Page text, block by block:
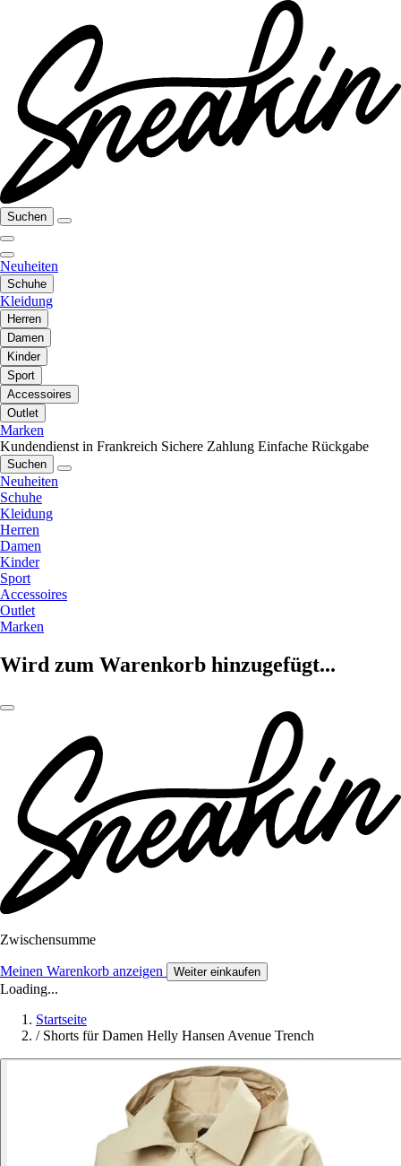
Suchen
Neuheiten
Schuhe
Kleidung
Herren
Damen
Kinder
Sport
Accessoires
Outlet
Marken
Kundendienst in Frankreich Sichere Zahlung Einfache Rückgabe
Suchen
Neuheiten
Schuhe
Kleidung
Herren
Damen
Kinder
Sport
Accessoires
Outlet
Marken
Wird zum Warenkorb hinzugefügt...
Zwischensumme
Meinen Warenkorb anzeigen Weiter einkaufen
Loading...
Startseite
/ Shorts für Damen Helly Hansen Avenue Trench